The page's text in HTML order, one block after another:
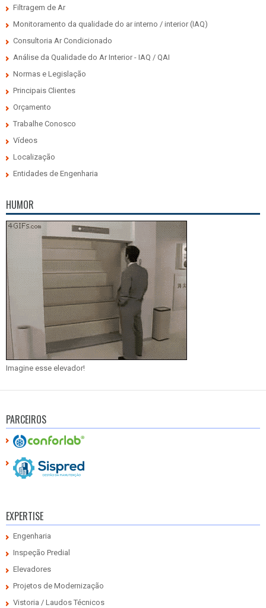
Filtragem de Ar
Monitoramento da qualidade do ar interno / interior (IAQ)
Consultoria Ar Condicionado
Análise da Qualidade do Ar Interior - IAQ / QAI
Normas e Legislação
Principais Clientes
Orçamento
Trabalhe Conosco
Vídeos
Localização
Entidades de Engenharia
HUMOR
Imagine esse elevador!
PARCEIROS
EXPERTISE
Engenharia
Inspeção Predial
Elevadores
Projetos de Modernização
Vistoria / Laudos Técnicos